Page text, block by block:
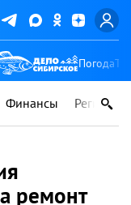
Погода
Финансы Регионы
ремонт